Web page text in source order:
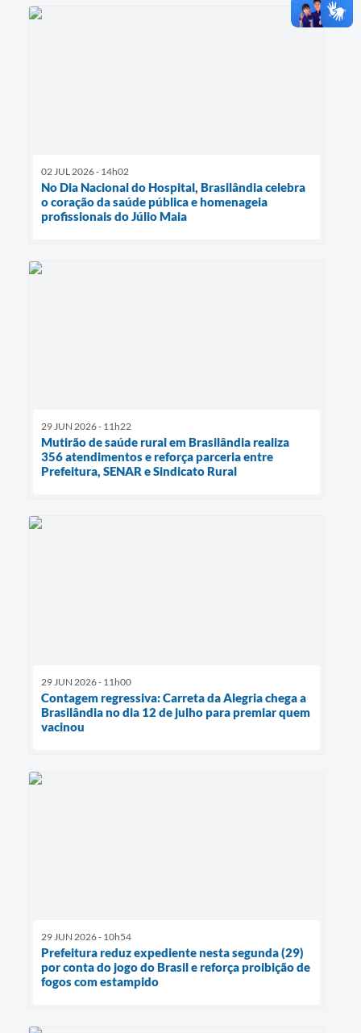
02 JUL 2026 - 14h02
No Dia Nacional do Hospital, Brasilândia celebra
o coração da saúde pública e homenageia
profissionais do Júlio Maia
29 JUN 2026 - 11h22
Mutirão de saúde rural em Brasilândia realiza
356 atendimentos e reforça parceria entre
Prefeitura, SENAR e Sindicato Rural
29 JUN 2026 - 11h00
Contagem regressiva: Carreta da Alegria chega a
Brasilândia no dia 12 de julho para premiar quem
vacinou
29 JUN 2026 - 10h54
Prefeitura reduz expediente nesta segunda (29)
por conta do jogo do Brasil e reforça proibição de
fogos com estampido